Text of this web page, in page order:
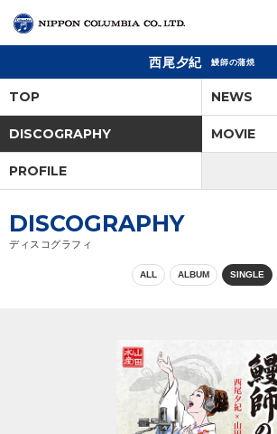
閉じる
アーティスト
ジャンル
西尾夕紀 鰻師の蒲焼
TOP NEWS
DISCOGRAPHY MOVIE
PROFILE
DISCOGRAPHY
ディスコグラフィ
ALL ALBUM SINGLE